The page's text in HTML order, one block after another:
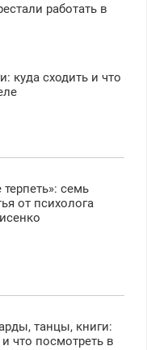
работать в
куда сходить и что
терпеть»: семь
от психолога
танцы, книги:
и что посмотреть в